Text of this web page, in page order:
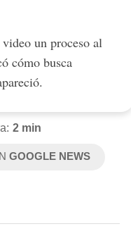
un proceso al
cómo busca
2 min
GOOGLE NEWS